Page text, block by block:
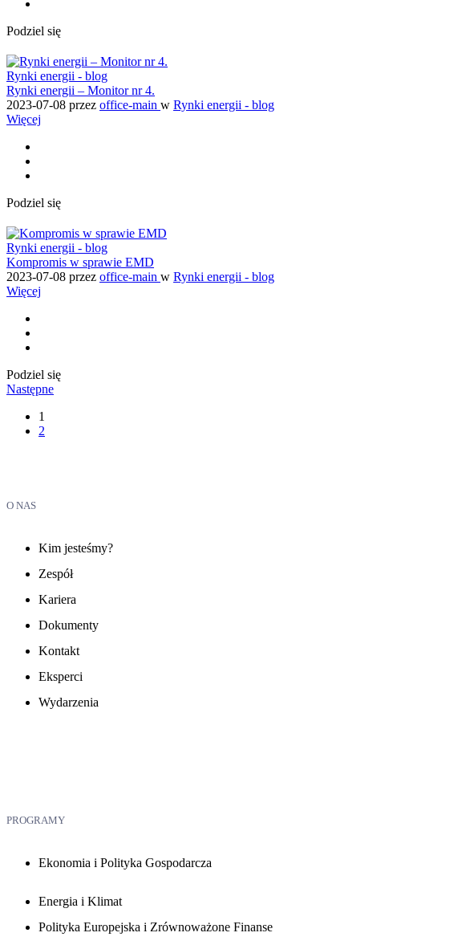
Podziel się
Rynki energii - blog
Rynki energii – Monitor nr 4.
2023-07-08 przez office-main w Rynki energii - blog
Więcej
Podziel się
Rynki energii - blog
Kompromis w sprawie EMD
2023-07-08 przez office-main w Rynki energii - blog
Więcej
Podziel się
Następne
1
2
O NAS
Kim jesteśmy?
Zespół
Kariera
Dokumenty
Kontakt
Eksperci
Wydarzenia
PROGRAMY
Ekonomia i Polityka Gospodarcza
Energia i Klimat
Polityka Europejska i Zrównoważone Finanse